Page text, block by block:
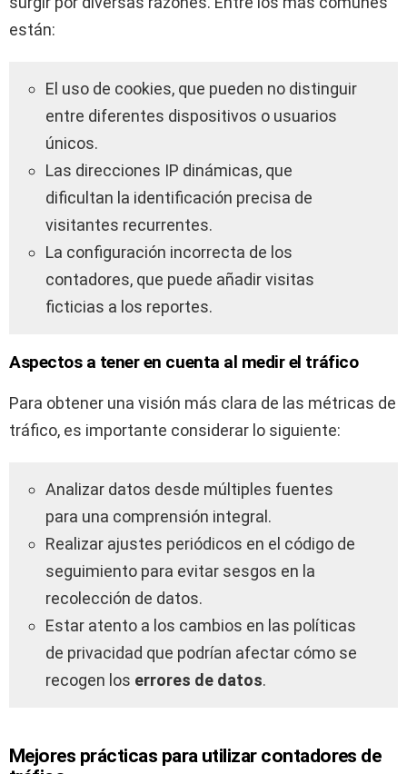
están:
El uso de cookies, que pueden no distinguir
entre diferentes dispositivos o usuarios
únicos.
Las direcciones IP dinámicas, que
dificultan la identificación precisa de
visitantes recurrentes.
La configuración incorrecta de los
contadores, que puede añadir visitas
ficticias a los reportes.
Aspectos a tener en cuenta al medir el tráfico
Para obtener una visión más clara de las métricas de
tráfico, es importante considerar lo siguiente:
Analizar datos desde múltiples fuentes
para una comprensión integral.
Realizar ajustes periódicos en el código de
seguimiento para evitar sesgos en la
recolección de datos.
Estar atento a los cambios en las políticas
de privacidad que podrían afectar cómo se
recogen los errores de datos.
Mejores prácticas para utilizar contadores de